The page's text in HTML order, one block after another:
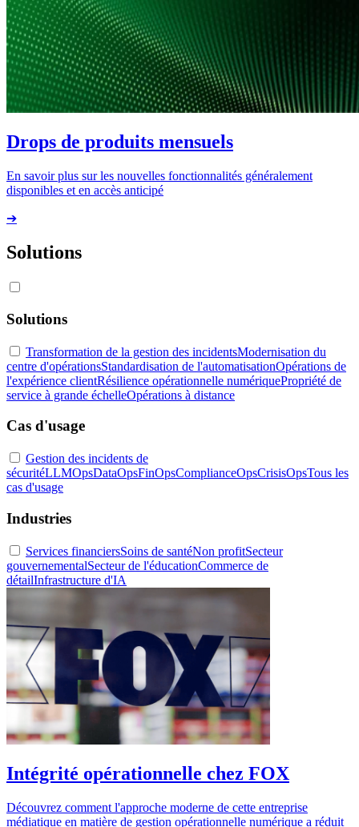
Drops de produits mensuels
En savoir plus sur les nouvelles fonctionnalités généralement
disponibles et en accès anticipé
➔
Solutions
Solutions
Transformation de la gestion des incidentsModernisation du
centre d'opérationsStandardisation de l'automatisationOpérations de
l'expérience clientRésilience opérationnelle numériquePropriété de
service à grande échelleOpérations à distance
Cas d'usage
Gestion des incidents de
sécuritéLLMOpsDataOpsFinOpsComplianceOpsCrisisOpsTous les
cas d'usage
Industries
Services financiersSoins de santéNon profitSecteur
gouvernementalSecteur de l'éducationCommerce de
détailInfrastructure d'IA
Intégrité opérationnelle chez FOX
Découvrez comment l'approche moderne de cette entreprise
médiatique en matière de gestion opérationnelle numérique a réduit